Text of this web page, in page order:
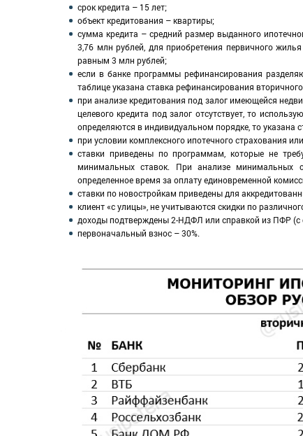
срок кредита – 15 лет;
объект кредитования – квартиры;
сумма кредита – средний размер выданного
3,76 млн рублей, для приобретения первичного
равным 3 млн рублей;
если в банке программы рефинансирования
таблице указана ставка рефинансирования
при анализе кредитования под залог имеющейся
целевого кредита под залог отсутствует, то
определяются в индивидуальном порядке, то указана
при условии комплексного ипотечного страхования
ставки приведены по программам, которые не
минимальных ставок. При анализе минимальных
определенное время за оплату единовременной
ставки по новостройкам приведены для
клиент «с улицы», не учитываются скидки по
доходы подтверждены 2-НДФЛ или справкой из ПФР (с
первоначальный взнос – 30%.